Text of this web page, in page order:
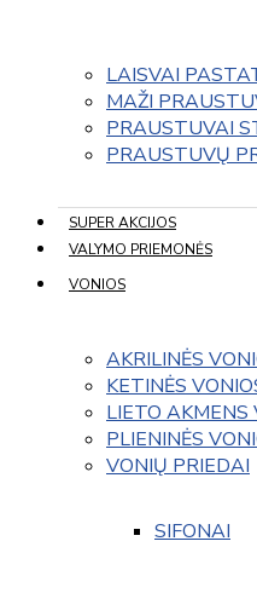
LAISVAI
MAŽI
PRAUSTUVAI
PRAUSTUVŲ
SUPER AKCIJOS
VALYMO PRIEMONĖS
VONIOS
AKRILINĖS
KETINĖS
LIETO AKMENS
PLIENINĖS
VONIŲ PRIEDAI
SIFONAI